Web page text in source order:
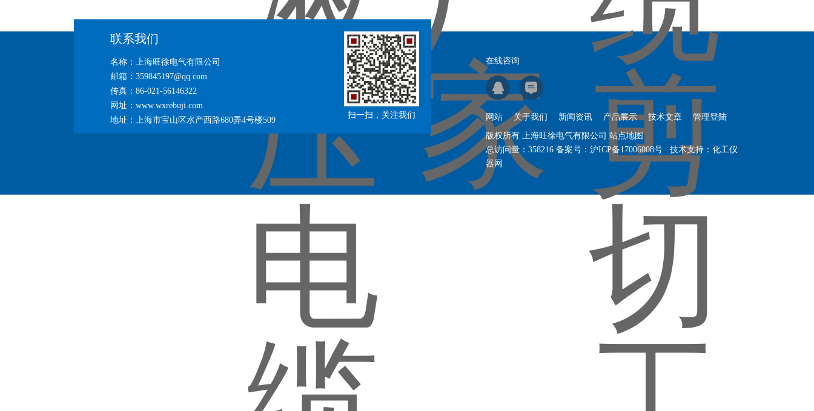
联系我们
名称：上海旺徐电气有限公司
邮箱：359845197@qq.com
传真：86-021-56146322
网址：www.wxrebuji.com
地址：上海市宝山区水产西路680弄4号楼509
扫一扫，关注我们
在线咨询
网站 关于我们 新闻资讯 产品展示 技术文章 管理登陆
版权所有 上海旺徐电气有限公司 站点地图
总访问量： 358216 备案号： 沪ICP备17006008号 技术支持： 化工仪
器网